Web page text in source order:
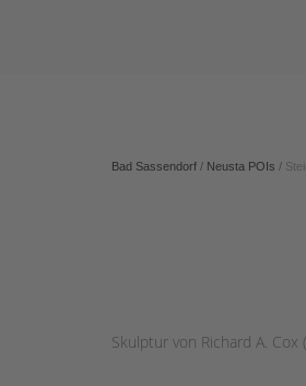
Bad Sassendorf / Neusta POIs /
Skulptur von Richard A. Cox